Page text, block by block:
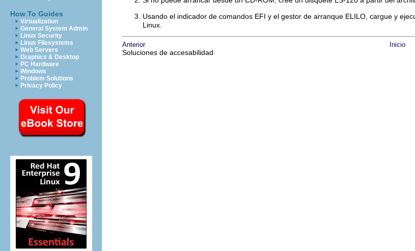
How To Guides
Virtualization
General System Admin
Linux Security
Linux Filesystems
Web Servers
Graphics & Desktop
PC Hardware
Windows
Problem Solutions
Privacy Policy
Usando el indicador de comandos EFI y el gestor de arranque ELILO, cargue y
Linux.
Anterior Inicio
Soluciones de accesabilidad